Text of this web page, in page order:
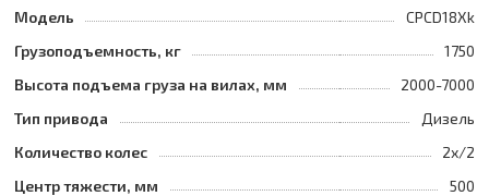
Модель
CPCD18Xk
Грузоподъемность, кг
1750
Высота подъема груза на вилах, мм
2000-7000
Тип привода
Дизель
Количество колес
2х/2
Центр тяжести, мм
500